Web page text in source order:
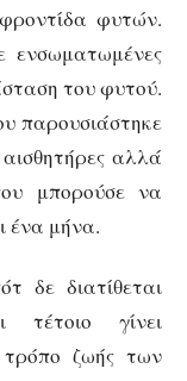
φυτών.
ενσωματωμένες
του φυτού.
παρουσιάστηκε
αλλά
μπορούσε να
ένα μήνα.
δε διατίθεται
γίνει
ζωής των